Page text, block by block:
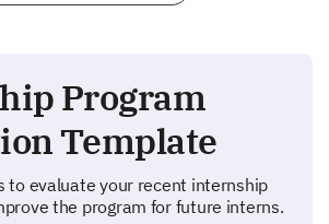
Program
Template
to evaluate your recent internship
the program for future interns.